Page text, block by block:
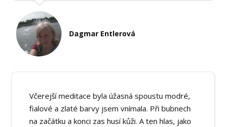
Dagmar Entlerová
Včerejší meditace byla úžasná spoustu modré,
fialové a zlaté barvy jsem vnímala. Při bubnech
na začátku a konci zas husí kůži. A ten hlas, jako